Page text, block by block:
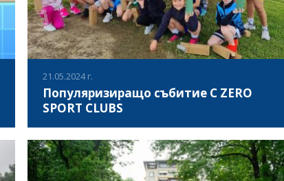
21.05.2024 г.
Популяризиращо събитие C ZERO
SPORT CLUBS
инициативата "Carbon Neutral Sports Clubs Network – C
ZERO SPORT CLUBS". Проекта има за цел да насърчи
малките европейски спортни клубове да предприемат